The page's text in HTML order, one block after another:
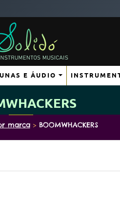
E ÁUDIO
marca BOOMWHACKERS